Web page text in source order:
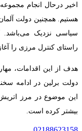
اخیر درحال انجام
هستیم. همچنین دولت
سیاسی نزدیک می‌باشد.
راستای کنترل مرزی را
هدف از این اقدامات،
دولت برلین در ادامه
این موضوع در مرز
بیشتر کرده است.